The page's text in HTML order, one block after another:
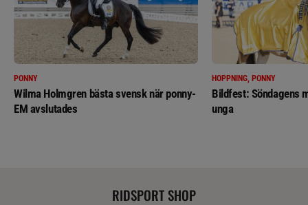
PONNY
Wilma Holmgren bästa svensk när ponny-
EM avslutades
HOPPNING, PONNY
Bildfest: Söndagens
unga
RIDSPORT SHOP